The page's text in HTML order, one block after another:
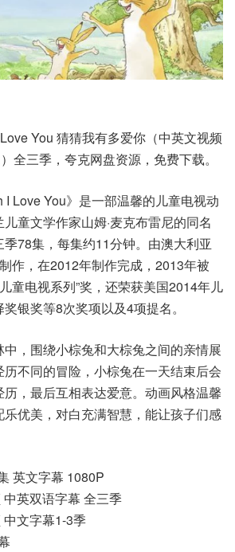
You 猜猜我有多爱你（中英文视频
全三季，夸克网盘资源，免费下载。
I Love You》是一部温馨的儿童电视动
童文学作家山姆·麦克布雷尼的同名
78集，每集约11分钟。由澳大利亚
作，在2012年制作完成，2013年被
童电视系列”奖，还荣获美国2014年儿
银奖等8次奖项以及4项提名。
，围绕小棕兔和大棕兔之间的亲情展
不同的冒险，小棕兔在一天结束后会
，最后互相表达爱意。动画风格温馨
优美，对白充满智慧，能让孩子们感
英文字幕 1080P
英双语字幕 全三季
文字幕1-3季